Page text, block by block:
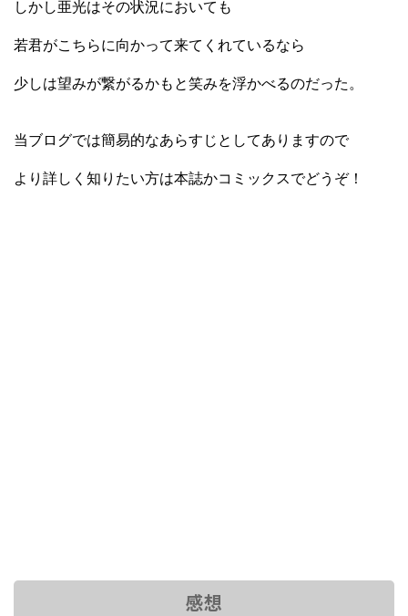
しかし亜光はその状況においても
若君がこちらに向かって来てくれているなら
少しは望みが繋がるかもと笑みを浮かべるのだった。
当ブログでは簡易的なあらすじとしてありますので
より詳しく知りたい方は本誌かコミックスでどうぞ！
感想